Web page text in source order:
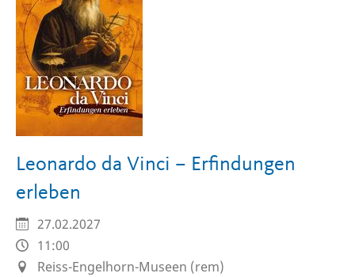
Leonardo da Vinci – Erfindungen
erleben
27.02.2027
11:00
Reiss-Engelhorn-Museen (rem)